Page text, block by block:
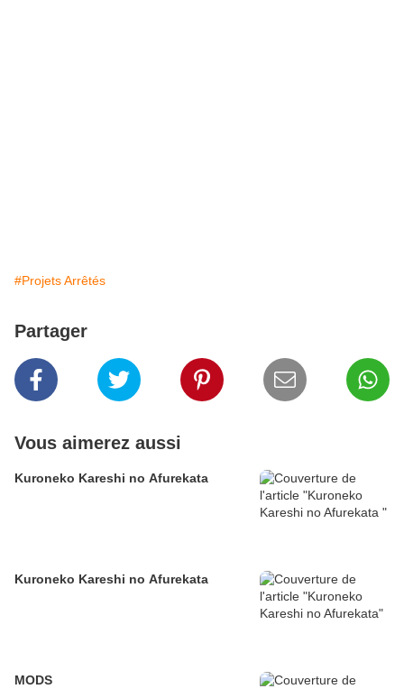
#Projets Arrêtés
Partager
Vous aimerez aussi
Kuroneko Kareshi no Afurekata
Kuroneko Kareshi no Afurekata
MODS